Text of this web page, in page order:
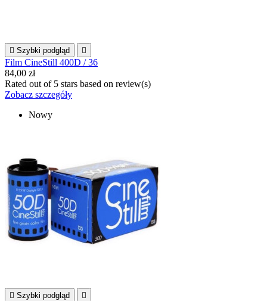
 Szybki podgląd 
Film CineStill 400D / 36
84,00 zł
Rated out of 5 stars based on review(s)
Zobacz szczegóły
Nowy
 Szybki podgląd 